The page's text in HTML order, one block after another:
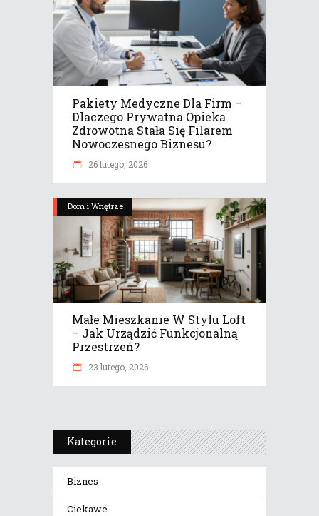
Pakiety Medyczne Dla Firm –
Dlaczego Prywatna Opieka
Zdrowotna Stała Się Filarem
Nowoczesnego Biznesu?
26 lutego, 2026
Dom i Wnętrze
Małe Mieszkanie W Stylu Loft
– Jak Urządzić Funkcjonalną
Przestrzeń?
23 lutego, 2026
Kategorie
Biznes
Ciekawe